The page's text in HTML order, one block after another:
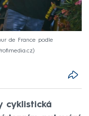
de France podle
cyklistická